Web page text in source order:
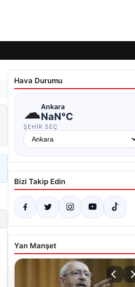
Hava Durumu
☁Ankara
NaN°C
ŞEHIR SEÇ
Bizi Takip Edin
Yan Manşet